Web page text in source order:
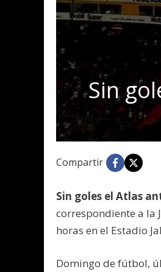
Sin
Compartir
Sin goles el Atlas
correspondiente a la
horas en el Estadio
Domingo de fútbol,